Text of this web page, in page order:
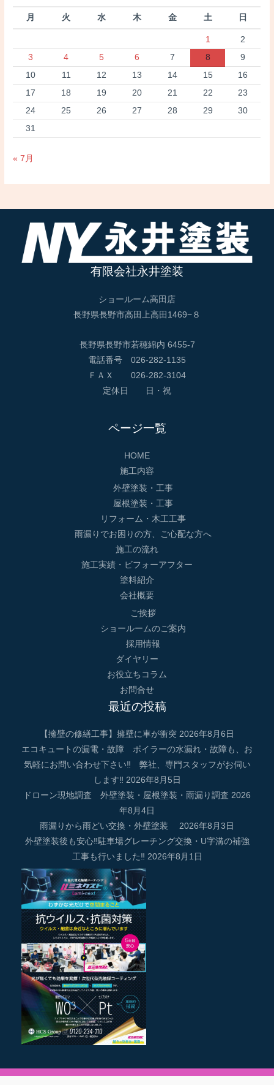
月 火 水 木 金 土 日
1
2
3
4 5 6 7 8
9
10
11 12 13 14 15
16
17
18 19 20 21 22
23
24
25 26 27 28 29
30
31
« 7月
有限会社永井塗装
ショールーム高田店
長野県長野市高田上高田1469−８
長野県長野市若穂綿内 6455-7
電話番号 026-282-1135
ＦＡＸ 026-282-3104
定休日 日・祝
ページ一覧
HOME
施工内容
外壁塗装・工事
屋根塗装・工事
リフォーム・木工工事
雨漏りでお困りの方、ご心配な方へ
施工の流れ
施工実績・ビフォーアフター
塗料紹介
会社概要
ご挨拶
ショールームのご案内
採用情報
ダイヤリー
お役立ちコラム
お問合せ
最近の投稿
【擁壁の修繕工事】擁壁に車が衝突 2026年8月6日
エコキュートの漏電・故障 ボイラーの水漏れ・故障も、お
気軽にお問い合わせ下さい‼ 弊社、専門スタッフがお伺い
します‼ 2026年8月5日
ドローン現地調査 外壁塗装・屋根塗装・雨漏り調査 2026
年8月4日
雨漏りから雨どい交換・外壁塗装
2026年8月3日
外壁塗装後も安心‼駐車場グレーチング交換・U字溝の補強
工事も行いました‼ 2026年8月1日